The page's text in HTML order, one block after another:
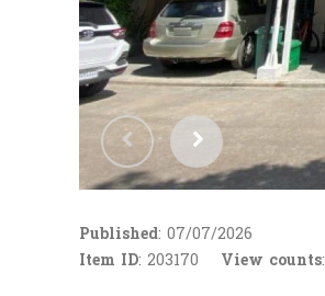
Published: 07/07/2026
Item ID: 203170 View counts: